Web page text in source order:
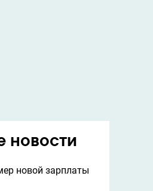
новости
новой зарплаты